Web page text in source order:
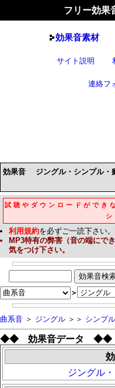
フリー効
効果音素材
サイト説明
連絡フ
効果音ジングル・シンプル・
試聴やダウンロードができ
利用規約を必ずご一読下さい。
MP3特有の弊害（音の端にで
気をつけ下さい。
＞
曲系音 ＞ ジングル ＞＞ シンプ
◆◆ 効果音データ ◆◆
ジングル